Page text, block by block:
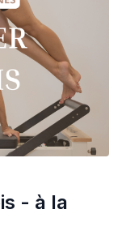
- à la